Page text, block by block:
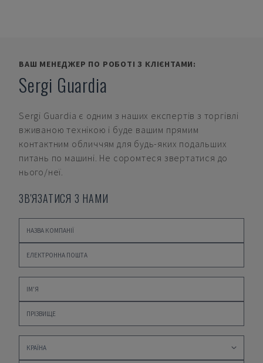
ВАШ МЕНЕДЖЕР ПО РОБОТІ З КЛІЄНТАМИ:
Sergi Guardia
Sergi Guardia є одним з наших експертів з торгівлі
вживаною технікою і буде вашим прямим
контактним обличчям для будь-яких подальших
питань по машині. Не соромтеся звертатися до
нього/неї.
ЗВ'ЯЗАТИСЯ З НАМИ